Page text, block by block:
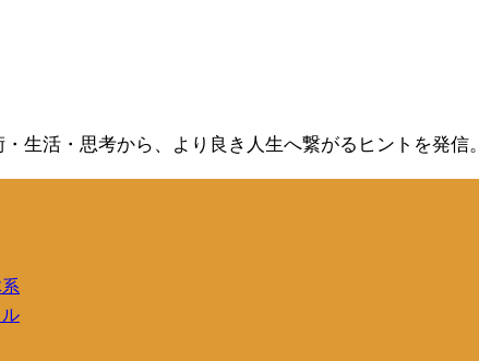
生活・思考から、より良き人生へ繋がるヒントを発信。